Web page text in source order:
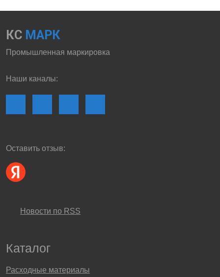
КС МАРК
Промышленная маркировка
Наши каналы:
Оставить отзыв:
Новости по RSS
Каталог
Расходные материалы